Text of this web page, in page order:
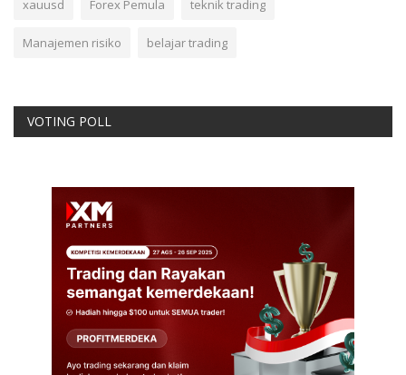
xauusd Forex Pemula teknik trading
Manajemen risiko belajar trading
VOTING POLL